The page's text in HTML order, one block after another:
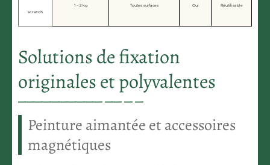
scratch
1 – 2 kg Toutes surfaces Oui Réutilisable
Solutions de fixation
originales et polyvalentes
Peinture aimantée et accessoires
magnétiques